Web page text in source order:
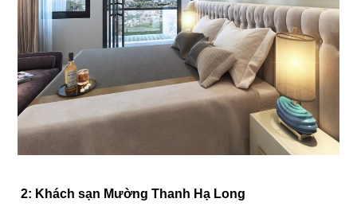
2: Khách sạn Mường Thanh Hạ Long